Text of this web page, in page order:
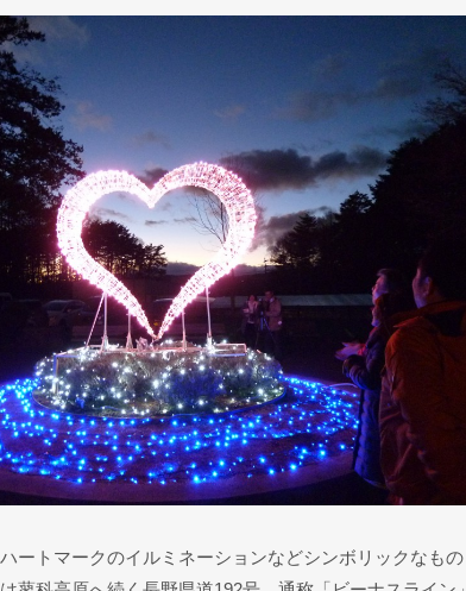
ートマークのイルミネーションなどシンボリックなもの